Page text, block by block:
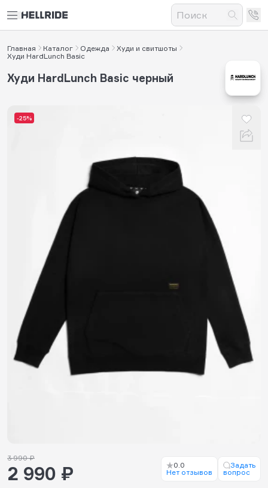
Главная Каталог Одежда
Худи и свитшоты
Худи HardLunch Basic
-25%
Худи HardLunch Basic черный
3 990 ₽
2 990 ₽
0.0
Нет отзывов
Задать
вопрос